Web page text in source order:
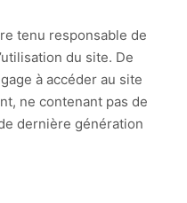
tenu responsable de
du site. De
à accéder au site
ne contenant pas de
dernière génération